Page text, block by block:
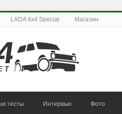
LADA 4x4 Special Магазин
тесты Интервью Фото